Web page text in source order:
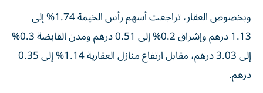
وبخصوص العقار، تراجعت أسهم رأس الخيمة 1.74% إلى
1.13 درهم وإشراق 0.2% إلى 0.51 درهم ومدن القابضة 0.3%
إلى 3.03 درهم، مقابل ارتفاع منازل العقارية 1.14% إلى 0.35
درهم.